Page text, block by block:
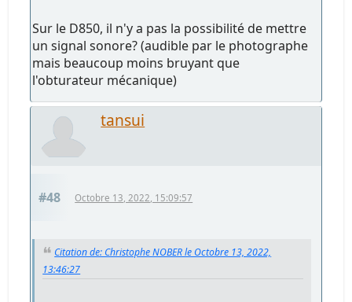
Sur le D850, il n'y a pas la possibilité de mettre
un signal sonore? (audible par le photographe
mais beaucoup moins bruyant que
l'obturateur mécanique)
tansui
#48 Octobre 13, 2022, 15:09:57
Citation de: Christophe NOBER le Octobre 13, 2022,
13:46:27